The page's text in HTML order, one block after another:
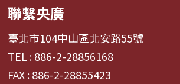
聯繫央廣
臺北市104中山區北安路55號
TEL : 886-2-28856168
FAX : 886-2-28855423